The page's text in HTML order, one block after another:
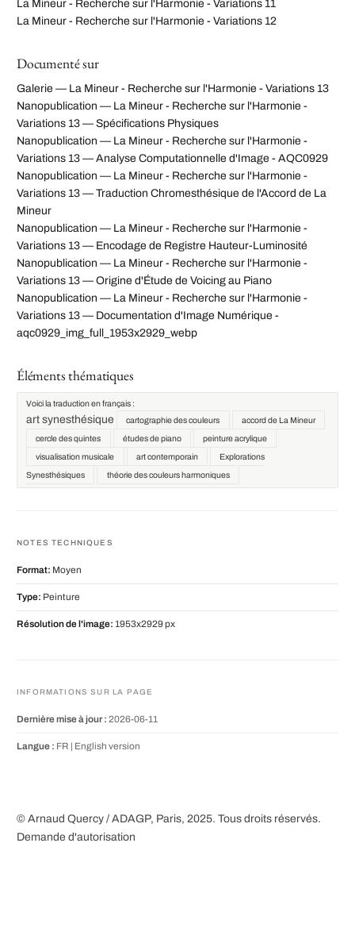
La Mineur - Recherche sur l'Harmonie - Variations 11
La Mineur - Recherche sur l'Harmonie - Variations 12
Documenté sur
Galerie — La Mineur - Recherche sur l'Harmonie - Variations 13
Nanopublication — La Mineur - Recherche sur l'Harmonie -
Variations 13 — Spécifications Physiques
Nanopublication — La Mineur - Recherche sur l'Harmonie -
Variations 13 — Analyse Computationnelle d'Image - AQC0929
Nanopublication — La Mineur - Recherche sur l'Harmonie -
Variations 13 — Traduction Chromesthésique de l'Accord de La
Mineur
Nanopublication — La Mineur - Recherche sur l'Harmonie -
Variations 13 — Encodage de Registre Hauteur-Luminosité
Nanopublication — La Mineur - Recherche sur l'Harmonie -
Variations 13 — Origine d'Étude de Voicing au Piano
Nanopublication — La Mineur - Recherche sur l'Harmonie -
Variations 13 — Documentation d'Image Numérique -
aqc0929_img_full_1953x2929_webp
Éléments thématiques
Voici la traduction en français :
art synesthésique cartographie des couleurs accord de La Mineur
cercle des quintes études de piano peinture acrylique
visualisation musicale art contemporain Explorations
Synesthésiques théorie des couleurs harmoniques
NOTES TECHNIQUES
Format: Moyen
Type: Peinture
Résolution de l'image: 1953x2929 px
INFORMATIONS SUR LA PAGE
Dernière mise à jour : 2026-06-11
Langue : FR | English version
© Arnaud Quercy / ADAGP, Paris, 2025. Tous droits réservés.
Demande d'autorisation